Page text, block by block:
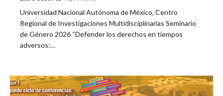
Universidad Nacional Autónoma de México, Centro
Regional de Investigaciones Multidisciplinarias Seminario
de Género 2026 “Defender los derechos en tiempos
adversos:…